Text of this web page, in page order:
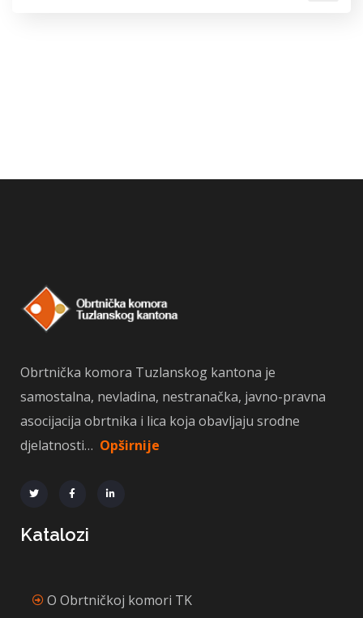
Obrtnička komora Tuzlanskog kantona je
samostalna, nevladina, nestranačka, javno-pravna
asocijacija obrtnika i lica koja obavljaju srodne
djelatnosti… Opširnije
Katalozi
O Obrtničkoj komori TK